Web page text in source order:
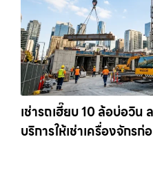
เช่ารถเฮี๊ยบ 10 ล้อบ่อวิ
บริการให้เช่าเครื่องจักร